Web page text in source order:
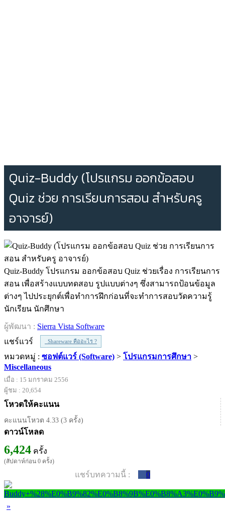
Quiz-Buddy (โปรแกรม ออกข้อสอบ
Quiz ช่วย การเรียนการสอน สำหรับครู
อาจารย์)
Quiz-Buddy โปรแกรม ออกข้อสอบ Quiz ช่วยเรื่อง การเรียนการ
สอน เพื่อสร้างแบบทดสอบ รูปแบบต่างๆ ซึ่งสามารถป้อนข้อมูล
ต่างๆ ไปประยุกต์เพื่อทำการฝึกก่อนที่จะทำการสอบวัดความรู้
นักเรียน นักศึกษา
ผู้พัฒนา : Sierra Vista Software
แชร์แวร์
Shareware คืออะไร ?
หมวดหมู่ : ซอฟต์แวร์ (Software) > โปรแกรมการศึกษา >
Miscellaneous
เมื่อ : 15 มกราคม 2556
ผู้ชม : 20,654
โหวตให้คะแนน
คะแนนโหวต 4.33 (3 ครั้ง)
ดาวน์โหลด
6,424 ครั้ง
(สัปดาห์ก่อน 0 ครั้ง)
แชร์บทความนี้ : 0
»